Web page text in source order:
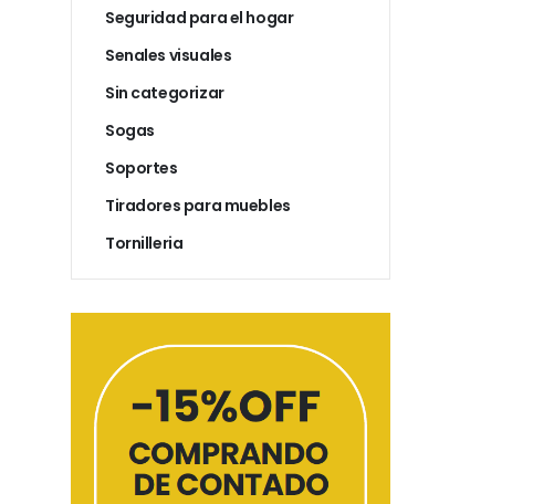
Seguridad para el hogar
Senales visuales
Sin categorizar
Sogas
Soportes
Tiradores para muebles
Tornilleria